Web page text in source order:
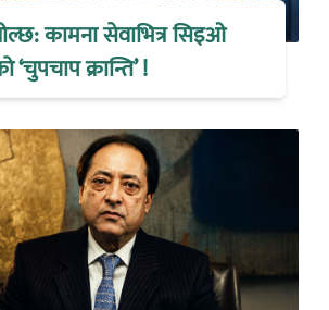
कामना सेवाभित्र सिइओ
क्रान्ति’ !